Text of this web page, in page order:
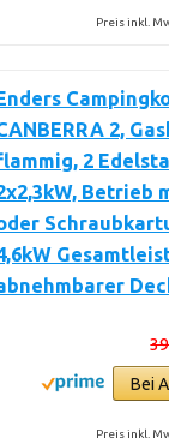
Preis inkl.
2,
2
Betrieb
Bei
Preis inkl.